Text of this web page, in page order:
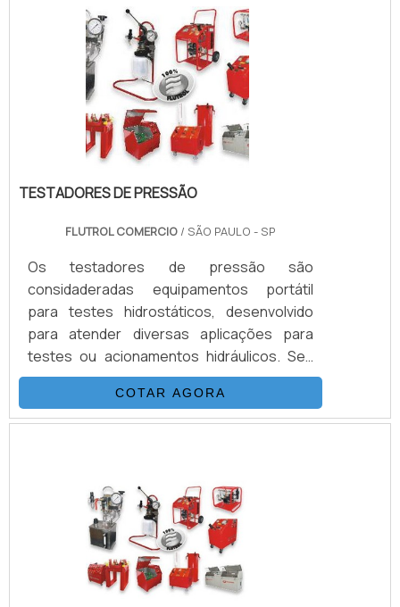
conexões. Suas principais aplicações são
sistemas hidráulicos, equipamentos e
sistemas para gases e aplicações para
Sub-Sea.VANTAGENS BÁSICAS SOBRE O
TESTADORES DE PRESSÃO
FLUTROL COMERCIO / SÃO PAULO - SP
Os testadores de pressão são
considaderadas equipamentos portátil
para testes hidrostáticos, desenvolvido
para atender diversas aplicações para
testes ou acionamentos hidráulicos. Seu
sistema é composto basicamente por uma
Bomba Hidropneumática Haskel, kit de
preparação de ar, conjunto de filtros,
distribuidora autorizada e exclusiva para
todo Brasil das mais renomadas e
conceituadas empresas internacionais que
COTAR AGORA